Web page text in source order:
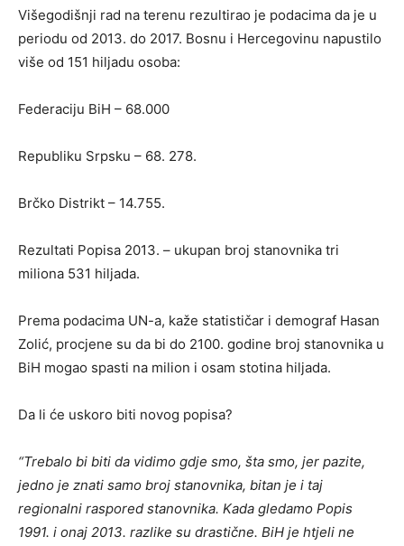
Višegodišnji rad na terenu rezultirao je podacima da je u
periodu od 2013. do 2017. Bosnu i Hercegovinu napustilo
više od 151 hiljadu osoba:
Federaciju BiH – 68.000
Republiku Srpsku – 68. 278.
Brčko Distrikt – 14.755.
Rezultati Popisa 2013. – ukupan broj stanovnika tri
miliona 531 hiljada.
Prema podacima UN-a, kaže statističar i demograf Hasan
Zolić, procjene su da bi do 2100. godine broj stanovnika u
BiH mogao spasti na milion i osam stotina hiljada.
Da li će uskoro biti novog popisa?
“Trebalo bi biti da vidimo gdje smo, šta smo, jer pazite,
jedno je znati samo broj stanovnika, bitan je i taj
regionalni raspored stanovnika. Kada gledamo Popis
1991. i onaj 2013. razlike su drastične. BiH je htjeli ne